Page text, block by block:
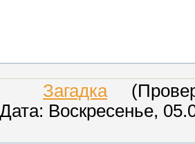
Загадка
Дата: Воскресенье,